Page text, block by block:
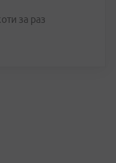
за раз